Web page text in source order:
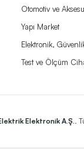
Otomotiv ve
Yapı Market
Elektronik,
Test ve Ölçüm
Elektronik A.Ş..